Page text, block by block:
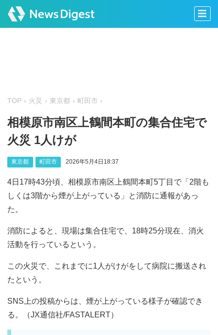
TOP 火災 東京都 町田市
相模原市南区上鶴間本町の集合住宅で
火災 1人けが
東京都 町田市 2026年5月4日18:37
4日17時43分頃、相模原市南区上鶴間本町5丁目で「2階も
しくは3階から煙が上がっている」と消防に通報があっ
た。
消防によると、現場は集合住宅で、18時25分現在、消火
活動を行っているという。
この火災で、これまでに1人がけがをして病院に搬送され
たという。
SNS上の投稿からは、煙が上がっている様子が確認でき
る。（JX通信社/FASTALERT）